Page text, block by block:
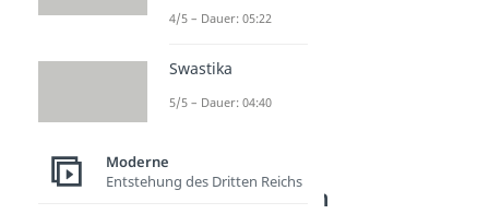
Agrarrevolution
4/5 – Dauer: 05:22
Swastika
5/5 – Dauer: 04:40
Moderne
Entstehung des Dritten Reichs